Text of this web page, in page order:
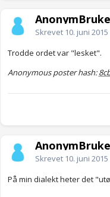
Skrevet 10. juni 2015
Trodde ordet var "lesket".
Anonymous poster hash:
Skrevet 10. juni 2015
På min dialekt heter det